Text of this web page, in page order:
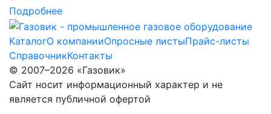
Подробнее
КаталогО компанииОпросные листыПрайс-листы
СправочникКонтакты
© 2007–2026 «Газовик»
Сайт носит информационный характер и не
является публичной офертой